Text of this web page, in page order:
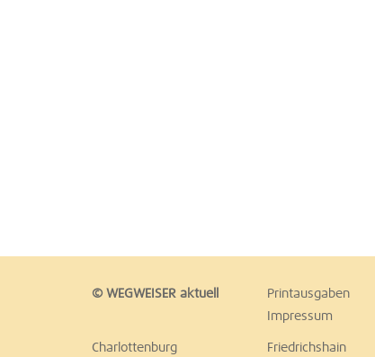
© WEGWEISER aktuell Printausgaben
Impressum
Charlottenburg Friedrichshain